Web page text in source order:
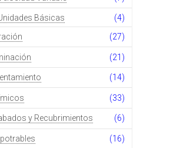
Básicas
(4)
(27)
(21)
(14)
(33)
y Recubrimientos (6)
(16)